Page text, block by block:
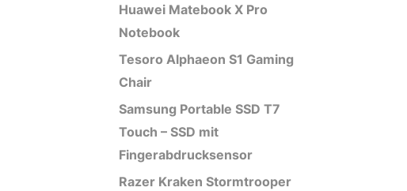
Huawei Matebook X Pro
Notebook
Tesoro Alphaeon S1 Gaming
Chair
Samsung Portable SSD T7
Touch – SSD mit
Fingerabdrucksensor
Razer Kraken Stormtrooper